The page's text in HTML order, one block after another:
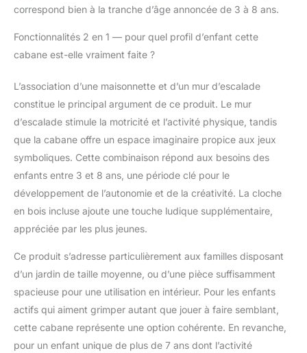
grande résistance à
【Structure triangulaire
stable:】La maison de
triangulaire solide reste
stable sur le sol et ne
s'effondre pas
facilement ou ne vacille
Le mur d'escalade
supporte un poids
allant jusqu'à 30 kg. 🎪
【Facile à assembler &
est livrée avec des
suivre et tous les
accessoires
nécessaires, de sorte
que vous pouvez
correspond bien à la tranche d’âge annoncée de 3 à 8 ans.
Fonctionnalités 2 en 1 — pour quel profil d’enfant cette
cabane est-elle vraiment faite ?
L’association d’une maisonnette et d’un mur d’escalade
constitue le principal argument de ce produit. Le mur
d’escalade stimule la motricité et l’activité physique, tandis
que la cabane offre un espace imaginaire propice aux jeux
symboliques. Cette combinaison répond aux besoins des
enfants entre 3 et 8 ans, une période clé pour le
développement de l’autonomie et de la créativité. La cloche
en bois incluse ajoute une touche ludique supplémentaire,
appréciée par les plus jeunes.
Ce produit s’adresse particulièrement aux familles disposant
d’un jardin de taille moyenne, ou d’une pièce suffisamment
spacieuse pour une utilisation en intérieur. Pour les enfants
actifs qui aiment grimper autant que jouer à faire semblant,
cette cabane représente une option cohérente. En revanche,
pour un enfant unique de plus de 7 ans dont l’activité